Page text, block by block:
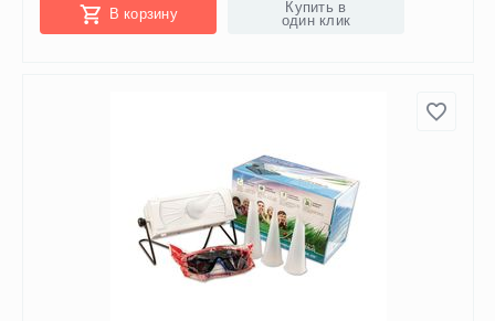
В корзину
Купить в
один клик